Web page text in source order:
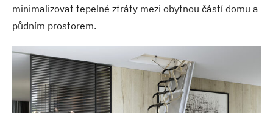
minimalizovat tepelné ztráty mezi obytnou částí domu a
půdním prostorem.